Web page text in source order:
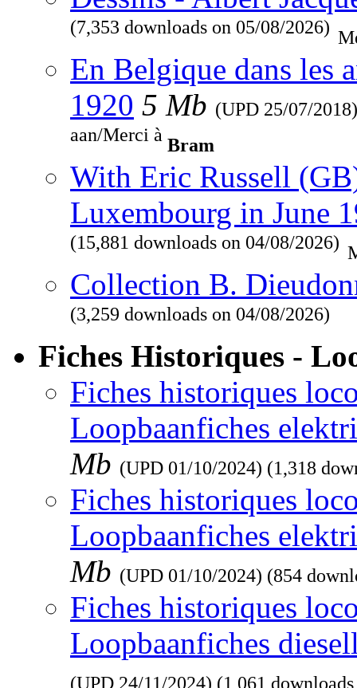
(7,353 downloads on 05/08/2026)
En Belgique dans les
1920 5 Mb (UPD 25/07/2018
aan/Merci à Bram
With Eric Russell
Luxembourg in June
(15,881 downloads on 04/08/2026)
Collection B.
(3,259 downloads on 04/08/2026)
Fiches Historiques -
Fiches historiques
Loopbaanfiches
Mb (UPD 01/10/2024) (1,318
Fiches historiques
Loopbaanfiches
Mb (UPD 01/10/2024) (854
Fiches historiques
Loopbaanfiches
(UPD 24/11/2024) (1,061